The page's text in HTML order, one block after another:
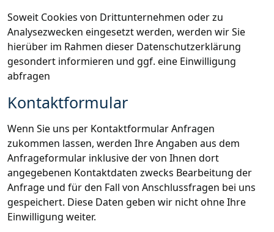
Soweit Cookies von Drittunternehmen oder zu
Analysezwecken eingesetzt werden, werden wir Sie
hierüber im Rahmen dieser Datenschutzerklärung
gesondert informieren und ggf. eine Einwilligung
abfragen
Kontaktformular
Wenn Sie uns per Kontaktformular Anfragen
zukommen lassen, werden Ihre Angaben aus dem
Anfrageformular inklusive der von Ihnen dort
angegebenen Kontaktdaten zwecks Bearbeitung der
Anfrage und für den Fall von Anschlussfragen bei uns
gespeichert. Diese Daten geben wir nicht ohne Ihre
Einwilligung weiter.